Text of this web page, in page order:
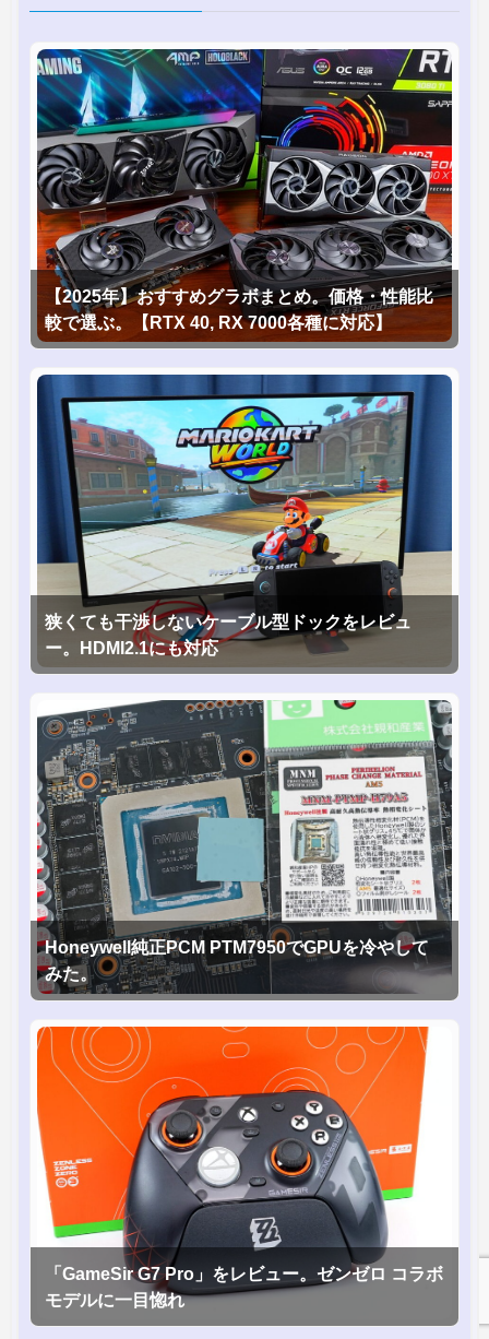
【2025年】おすすめグラボまとめ。価格・性能比
較で選ぶ。【RTX 40, RX 7000各種に対応】
狭くても干渉しないケーブル型ドックをレビュ
ー。HDMI2.1にも対応
Honeywell純正PCM PTM7950でGPUを冷やして
みた。
「GameSir G7 Pro」をレビュー。ゼンゼロ コラボ
モデルに一目惚れ